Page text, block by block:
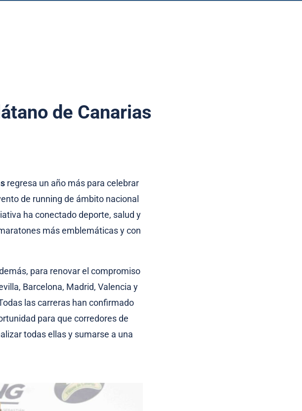
de Canarias
regresa un año más para celebrar
de running de ámbito nacional
ha conectado deporte, salud y
más emblemáticas y con
para renovar el compromiso
Barcelona, Madrid, Valencia y
las carreras han confirmado
para que corredores de
todas ellas y sumarse a una